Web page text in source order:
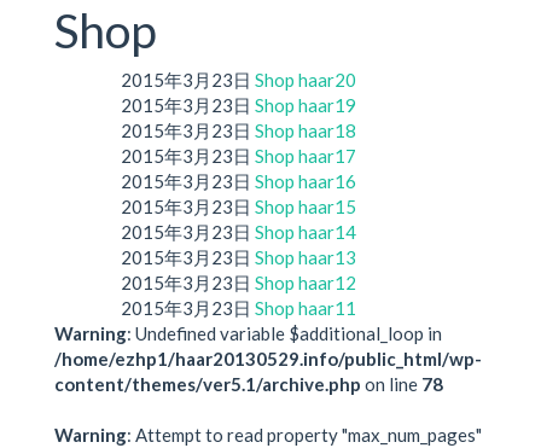
Shop
2015年3月23日 Shop haar20
2015年3月23日 Shop haar19
2015年3月23日 Shop haar18
2015年3月23日 Shop haar17
2015年3月23日 Shop haar16
2015年3月23日 Shop haar15
2015年3月23日 Shop haar14
2015年3月23日 Shop haar13
2015年3月23日 Shop haar12
2015年3月23日 Shop haar11
Warning: Undefined variable $additional_loop in
/home/ezhp1/haar20130529.info/public_html/wp-
content/themes/ver5.1/archive.php on line 78
Warning: Attempt to read property "max_num_pages"